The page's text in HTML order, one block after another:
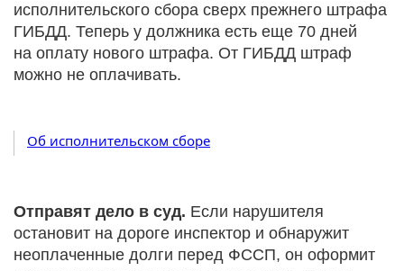
исполнительского сбора сверх прежнего штрафа
ГИБДД. Теперь у должника есть еще 70 дней
на оплату нового штрафа. От ГИБДД штраф
можно не оплачивать.
Об исполнительском сборе
Отправят дело в суд. Если нарушителя
остановит на дороге инспектор и обнаружит
неоплаченные долги перед ФССП, он оформит